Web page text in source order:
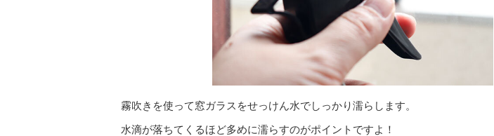
霧吹きを使って窓ガラスをせっけん水でしっかり濡らします。
水滴が落ちてくるほど多めに濡らすのがポイントですよ！